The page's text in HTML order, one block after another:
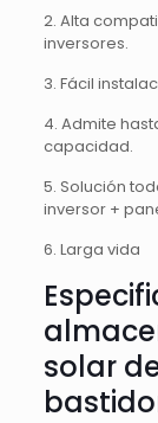
2. Alta
inversores.
3. Fácil
4. Admite
capacidad.
5. Solución
inversor +
6. Larga vida
solar